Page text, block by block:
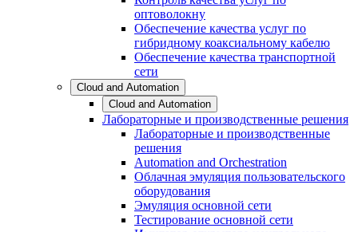
оптоволокну
Обеспечение качества услуг по
гибридному коаксиальному кабелю
Обеспечение качества транспортной
сети
Cloud and Automation
Cloud and Automation
Лабораторные и производственные решения
Лабораторные и производственные
решения
Automation and Orchestration
Облачная эмуляция пользовательского
оборудования
Эмуляция основной сети
Тестирование основной сети